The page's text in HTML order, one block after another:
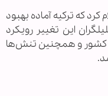
بارها اعلام کرد که ترکیه آماده بهبود
این تغییر رویکرد
کشور و همچنین تنش‌ها